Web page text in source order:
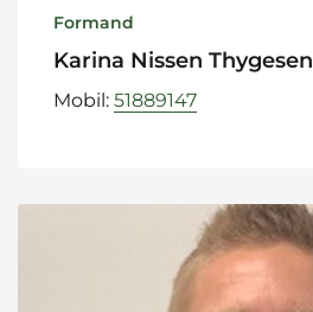
Formand
Karina Nissen Thygesen
Mobil: 51889147